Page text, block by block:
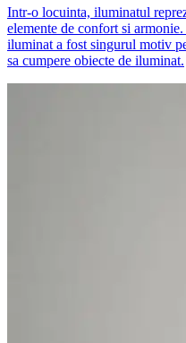
Intr-o locuinta, iluminatul
elemente de confort si
iluminat a fost singurul motiv
sa cumpere obiecte de iluminat.